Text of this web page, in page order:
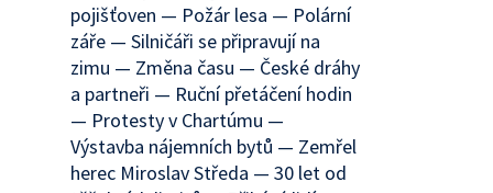
pojišťoven — Požár lesa — Polární
záře — Silničáři se připravují na
zimu — Změna času — České dráhy
a partneři — Ruční přetáčení hodin
— Protesty v Chartúmu —
Výstavba nájemních bytů — Zemřel
herec Miroslav Středa — 30 let od